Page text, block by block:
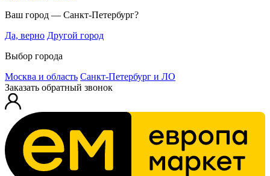
Ваш город — Санкт-Петербург?
Да, верно Другой город
Выбор города
Москва и область Санкт-Петербург и ЛО
Заказать обратный звонок